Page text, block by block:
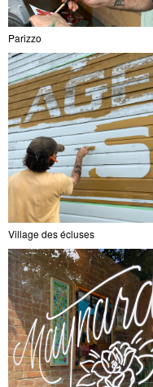
Parizzo
Village des écluses